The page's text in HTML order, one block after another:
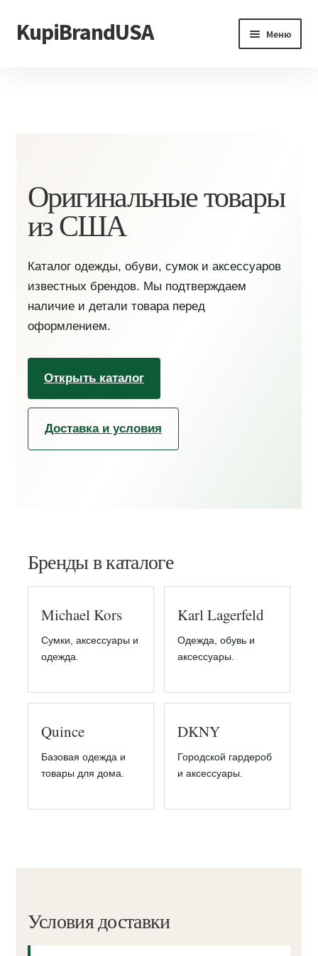
Перейти
к
Перейти
к
KupiBrandUSA Меню
Оригинальные товары
из США
Каталог одежды, обуви, сумок и аксессуаров
известных брендов. Мы подтверждаем
наличие и детали товара перед
оформлением.
Открыть каталог
Доставка и условия
Бренды в каталоге
Michael Kors
Сумки, аксессуары и
одежда.
Karl Lagerfeld
Одежда, обувь и
аксессуары.
Quince
Базовая одежда и
товары для дома.
DKNY
Городской гардероб
и аксессуары.
Условия доставки